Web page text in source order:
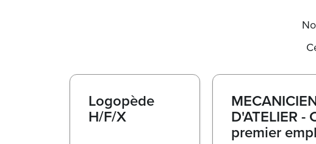
Logopède
H/F/X D'ATELIER
premier